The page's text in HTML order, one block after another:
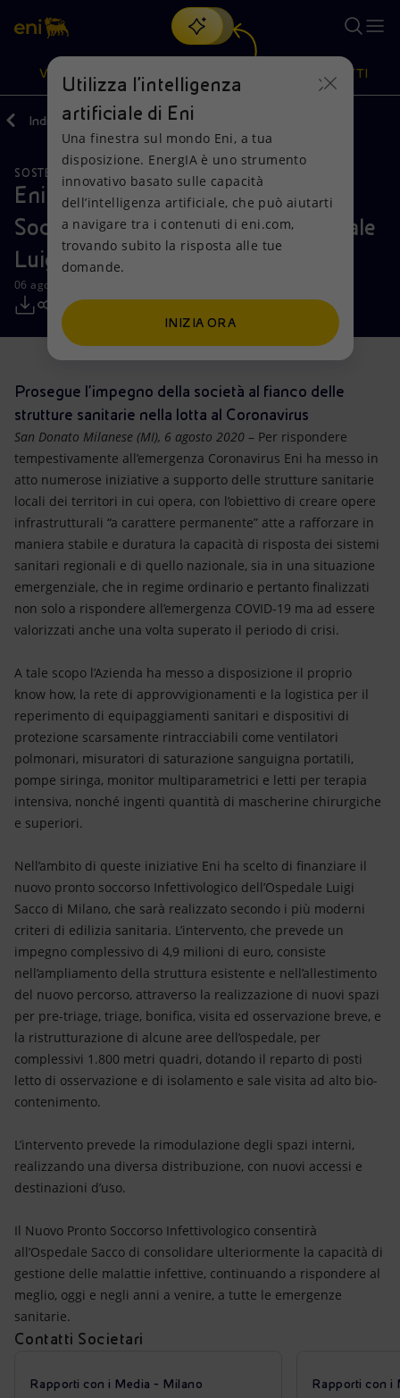
Cerca
scopri EnergIA, la nostra nuova soluzione di intelligenza
artificiale.
VISIONE
Visione
Mission e valori
Persone e Partnership
Net Zero
Modello satellitare
Energia accessibile
Scenari energetici
Azioni
Diversificazione energetica
Tecnologie per la transizione
Collaborazioni per l'innovazione
Attività nel mondo
PRODOTTI
Prodotti
Casa
Imprese
Mobilità
Indietro Media Comunicati Stampa
SOSTENIBILITÀ
Eni con l’Italia: nuovo Pronto
Soccorso Infettivologico all’Ospedale
Luigi Sacco di Milano
06 agosto 2020 - 15:30 CEST
Prosegue l’impegno della società al fianco delle
strutture sanitarie nella lotta al Coronavirus
San Donato Milanese (MI), 6 agosto 2020 – Per rispondere
tempestivamente all’emergenza Coronavirus Eni ha messo in
atto numerose iniziative a supporto delle strutture sanitarie
locali dei territori in cui opera, con l’obiettivo di creare opere
infrastrutturali “a carattere permanente” atte a rafforzare in
maniera stabile e duratura la capacità di risposta dei sistemi
sanitari regionali e di quello nazionale, sia in una situazione
emergenziale, che in regime ordinario e pertanto finalizzati
non solo a rispondere all’emergenza COVID-19 ma ad essere
valorizzati anche una volta superato il periodo di crisi.
A tale scopo l’Azienda ha messo a disposizione il proprio
know how, la rete di approvvigionamenti e la logistica per il
reperimento di equipaggiamenti sanitari e dispositivi di
protezione scarsamente rintracciabili come ventilatori
polmonari, misuratori di saturazione sanguigna portatili,
pompe siringa, monitor multiparametrici e letti per terapia
intensiva, nonché ingenti quantità di mascherine chirurgiche
e superiori.
Nell’ambito di queste iniziative Eni ha scelto di finanziare il
nuovo pronto soccorso Infettivologico dell’Ospedale Luigi
Sacco di Milano, che sarà realizzato secondo i più moderni
criteri di edilizia sanitaria. L’intervento, che prevede un
impegno complessivo di 4,9 milioni di euro, consiste
nell’ampliamento della struttura esistente e nell’allestimento
del nuovo percorso, attraverso la realizzazione di nuovi spazi
per pre-triage, triage, bonifica, visita ed osservazione breve, e
la ristrutturazione di alcune aree dell’ospedale, per
complessivi 1.800 metri quadri, dotando il reparto di posti
letto di osservazione e di isolamento e sale visita ad alto bio-
contenimento.
L’intervento prevede la rimodulazione degli spazi interni,
realizzando una diversa distribuzione, con nuovi accessi e
destinazioni d’uso.
Il Nuovo Pronto Soccorso Infettivologico consentirà
all’Ospedale Sacco di consolidare ulteriormente la capacità di
gestione delle malattie infettive, continuando a rispondere al
meglio, oggi e negli anni a venire, a tutte le emergenze
sanitarie.
Contatti Societari
Rapporti con i Media - Milano Rapporti con i
Utilizza l'intelligenza
artificiale di Eni
Una finestra sul mondo Eni, a tua
disposizione. EnergIA è uno strumento
innovativo basato sulle capacità
dell’intelligenza artificiale, che può aiutarti
a navigare tra i contenuti di eni.com,
trovando subito la risposta alle tue
domande.
INIZIA ORA